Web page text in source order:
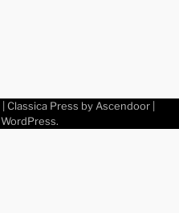
| Classica Press by Ascendoor|
WordPress.